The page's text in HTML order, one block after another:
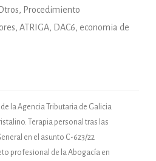
, Procedimiento
, ATRIGA, DAC6, economia de
la Agencia Tributaria de Galicia
Terapia personal tras las
en el asunto C-623/22
profesional de la Abogacía en